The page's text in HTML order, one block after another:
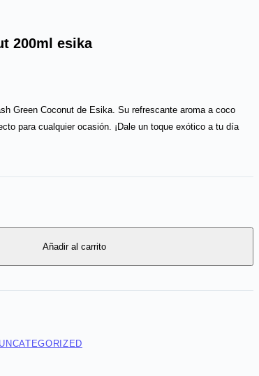
200ml esika
Green Coconut de Esika. Su refrescante aroma a coco
para cualquier ocasión. ¡Dale un toque exótico a tu día
Añadir al carrito
UNCATEGORIZED